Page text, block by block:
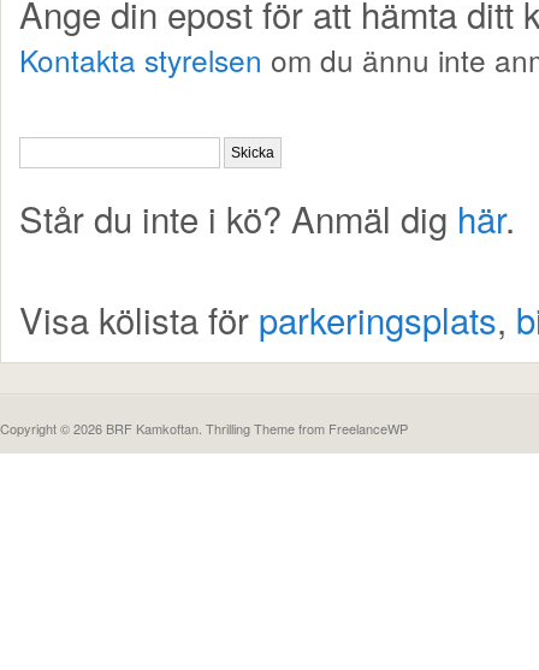
Ange din epost för att hämta ditt
Kontakta styrelsen om du ännu inte
Står du inte i kö? Anmäl dig här.
Visa kölista för parkeringsplats,
Copyright © 2026 BRF Kamkoftan. Thrilling Themefrom FreelanceWP